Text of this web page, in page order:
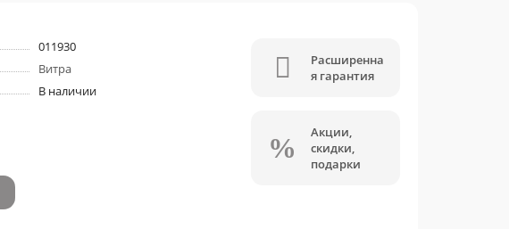
011930
Витра
В наличии
Расширенна
я гарантия
Акции,
скидки,
подарки